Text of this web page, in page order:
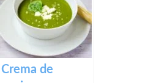
Crema de